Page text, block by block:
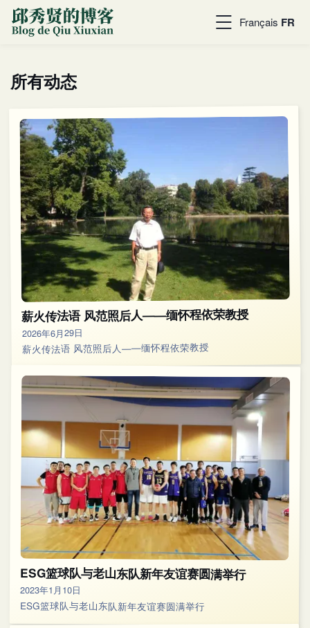
Français FR
所有动态
薪火传法语 风范照后人——缅怀程依荣教授
2026年6月29日
薪火传法语 风范照后人——缅怀程依荣教授
ESG篮球队与老山东队新年友谊赛圆满举行
2023年1月10日
ESG篮球队与老山东队新年友谊赛圆满举行